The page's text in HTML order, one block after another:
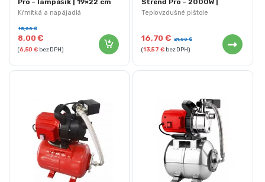
Kŕmitká a napájadlá
Pro – lampášik | 19×22 cm
8,00€
15,00€
(6,50€ bez DPH)
Teplovzdušné pištole
Strend Pro – 2000W |
HAG004
16,70€ 21,00€
(13,57€bez DPH)